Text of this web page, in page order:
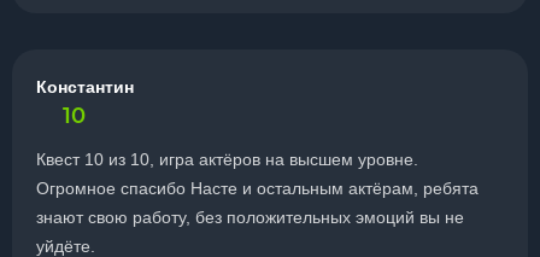
Константин
10
Квест 10 из 10, игра актёров на высшем уровне.
Огромное спасибо Насте и остальным актёрам, ребята
знают свою работу, без положительных эмоций вы не
уйдёте.